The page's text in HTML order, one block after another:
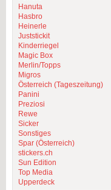
Hanuta
Hasbro
Heinerle
Juststickit
Kinderriegel
Magic Box
Merlin/Topps
Migros
Österreich (Tageszeitung)
Panini
Preziosi
Rewe
Sicker
Sonstiges
Spar (Österreich)
stickers.ch
Sun Edition
Top Media
Upperdeck